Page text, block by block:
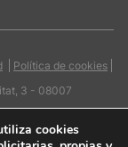
Política de cookies
3 - 08007
cookies